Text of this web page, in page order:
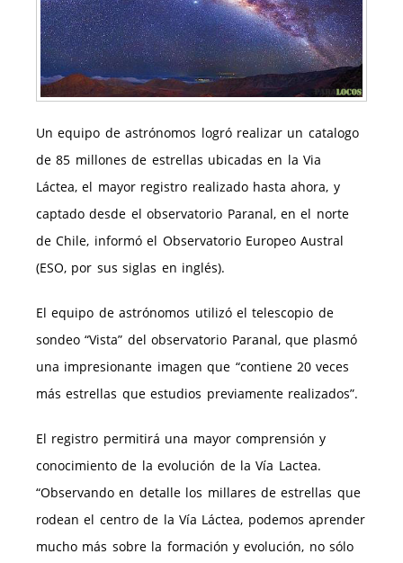
Un equipo de astrónomos logró realizar un catalogo
de 85 millones de estrellas ubicadas en la Via
Láctea, el mayor registro realizado hasta ahora, y
captado desde el observatorio Paranal, en el norte
de Chile, informó el Observatorio Europeo Austral
(ESO, por sus siglas en inglés).
El equipo de astrónomos utilizó el telescopio de
sondeo “Vista” del observatorio Paranal, que plasmó
una impresionante imagen que “contiene 20 veces
más estrellas que estudios previamente realizados”.
El registro permitirá una mayor comprensión y
conocimiento de la evolución de la Vía Lactea.
“Observando en detalle los millares de estrellas que
rodean el centro de la Vía Láctea, podemos aprender
mucho más sobre la formación y evolución, no sólo